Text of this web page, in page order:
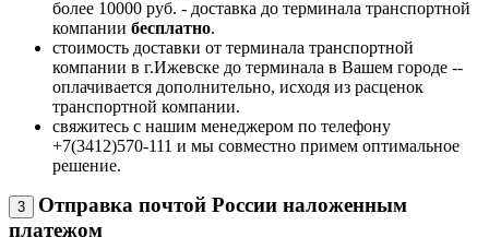
более 10000 руб. - доставка до терминала транспортной
компании бесплатно.
стоимость доставки от терминала транспортной
компании в г.Ижевске до терминала в Вашем городе --
оплачивается дополнительно, исходя из расценок
транспортной компании.
свяжитесь с нашим менеджером по телефону
+7(3412)570-111 и мы совместно примем оптимальное
решение.
3
Отправка почтой России наложенным
платежом